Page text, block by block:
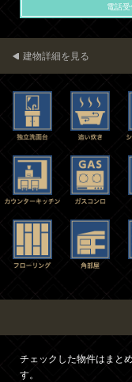
電話
建物詳細を見る
チェックした物件はまと
す。